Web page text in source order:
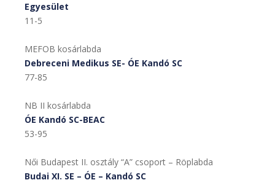
Egyesület
11-5
MEFOB kosárlabda
Debreceni Medikus SE- ÓE Kandó SC
77-85
NB II kosárlabda
ÓE Kandó SC-BEAC
53-95
Női Budapest II. osztály “A” csoport – Röplabda
Budai XI. SE – ÓE – Kandó SC